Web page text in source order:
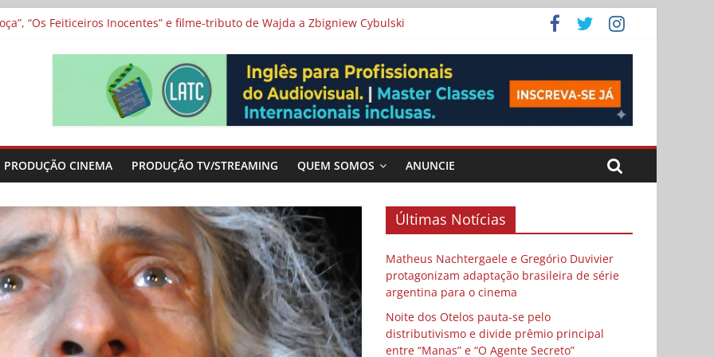
“Os Feiticeiros Inocentes” e filme-tributo de Wajda a Zbigniew Cybulski
protagonizam adaptação brasileira de série argentina para o cinema
e divide prêmio principal entre “Manas” e “O Agente Secreto”
metragens sobre envelhecimento criados a partir de histórias de vida
PRODUÇÃO CINEMA PRODUÇÃO TV/STREAMING QUEM SOMOS ANUNCIE
Últimas Notícias
Matheus Nachtergaele e Gregório Duvivier
protagonizam adaptação brasileira de série
argentina para o cinema
Noite dos Otelos pauta-se pelo
distributivismo e divide prêmio principal
entre “Manas” e “O Agente Secreto”